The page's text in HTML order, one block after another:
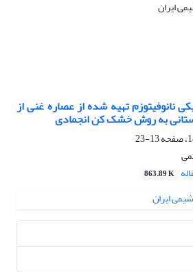
نانوفیتوزم تهیه شده از عصاره غنی از
به روش خشک کن انجمادی
13-23
863.89 K